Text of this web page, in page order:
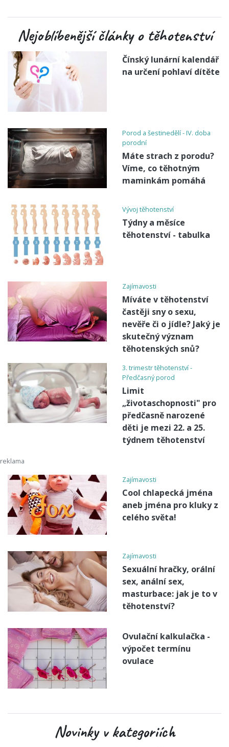
Nejoblíbenější články o těhotenství
Čínský lunární kalendář
na určení pohlaví dítěte
Porod a šestinedělí - IV. doba
porodní
Máte strach z porodu?
Víme, co těhotným
maminkám pomáhá
Vývoj těhotenství
Týdny a měsíce
těhotenství - tabulka
Zajímavosti
Míváte v těhotenství
častěji sny o sexu,
nevěře či o jídle? Jaký je
skutečný význam
těhotenských snů?
3. trimestr těhotenství -
Předčasný porod
Limit
„životaschopnosti" pro
předčasně narozené
děti je mezi 22. a 25.
týdnem těhotenství
Zajímavosti
Cool chlapecká jména
aneb jména pro kluky z
celého světa!
Zajímavosti
Sexuální hračky, orální
sex, anální sex,
masturbace: jak je to v
těhotenství?
Ovulační kalkulačka -
výpočet termínu
ovulace
Novinky v kategoriích